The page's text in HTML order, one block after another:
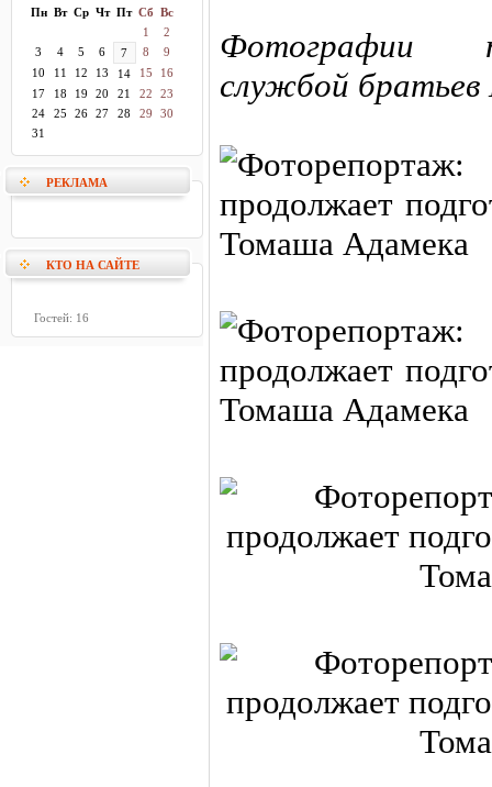
Пн Вт Ср Чт Пт Сб Вс
1
2
3
4 5 6 7 8
9
10
11 12 13 14 15
16
17
18 19 20 21 22
23
24
25 26 27 28 29
30
31
РЕКЛАМА
КТО НА САЙТЕ
Гостей: 16
Фотографии
службой братьев